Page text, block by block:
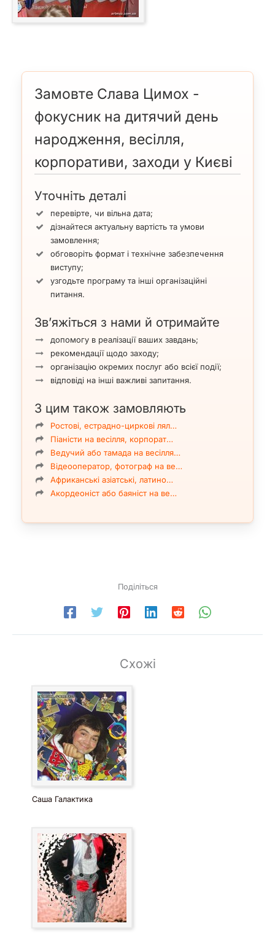
Замовте Слава Цимох -
фокусник на дитячий день
народження, весілля,
корпоративи, заходи у Києві
Уточніть деталі
перевірте, чи вільна дата;
дізнайтеся актуальну вартість та умови
замовлення;
обговоріть формат і технічне забезпечення
виступу;
узгодьте програму та інші організаційні
питання.
Зв’яжіться з нами й отримайте
допомогу в реалізації ваших завдань;
рекомендації щодо заходу;
організацію окремих послуг або всієї події;
відповіді на інші важливі запитання.
З цим також замовляють
Ростові, естрадно-циркові лял…
Піаністи на весілля, корпорат…
Ведучий або тамада на весілля…
Відеооператор, фотограф на ве…
Африканські азіатські, латино…
Акордеоніст або баяніст на ве…
Поділіться
Схожі
Саша Галактика